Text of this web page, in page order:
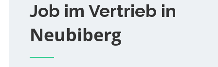
Job im Vertrieb in
Neubiberg